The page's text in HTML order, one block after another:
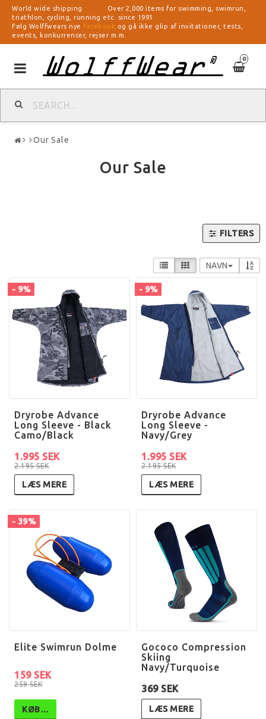
World wide shipping Over 2,000 items for swimming, swimrun,
triathlon, cycling, running etc. since 1991
Følg Wolffwears nye Facebook og gå ikke glip af invitationer, tests,
events, konkurrencer, rejser m.m.
0
Toggle
navigation
Our Sale
Our Sale
FILTERS
NAVN
- 9%
Dryrobe Advance
Long Sleeve - Black
Camo/Black
2.195 SEK
1.995 SEK
LÆS MERE
- 9%
Dryrobe Advance
Long Sleeve -
Navy/Grey
2.195 SEK
1.995 SEK
LÆS MERE
- 39%
Elite Swimrun Dolme
259 SEK
159 SEK
KØB…
Gococo Compression
Skiing
Navy/Turquoise
369 SEK
LÆS MERE